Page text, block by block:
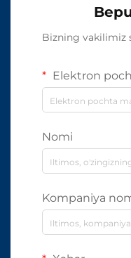
Bizning vakilimiz
Elektron
Nomi
Kompaniya